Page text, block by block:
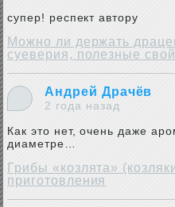
супер! респект автору
Можно ли держать
суеверия, полезные
Андрей Драчёв
2 года назад
Как это нет, очень даже
диаметре…
Грибы «козлята»
приготовления